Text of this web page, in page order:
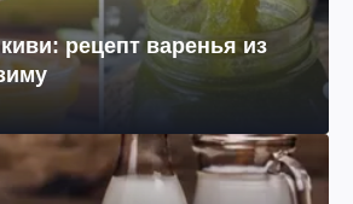
рецепт варенья из